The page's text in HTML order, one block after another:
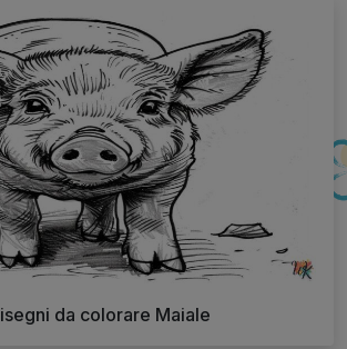
da colorare Maiale